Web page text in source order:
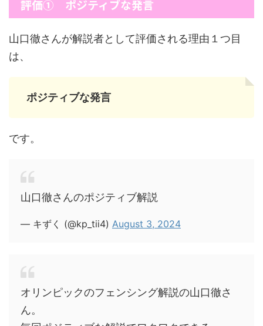
評価① ポジティブな発言
山口徹さんが解説者として評価される理由１つ目
は、
ポジティブな発言
です。
山口徹さんのポジティブ解説
— キずく (@kp_tii4) August 3, 2024
オリンピックのフェンシング解説の山口徹さ
ん。